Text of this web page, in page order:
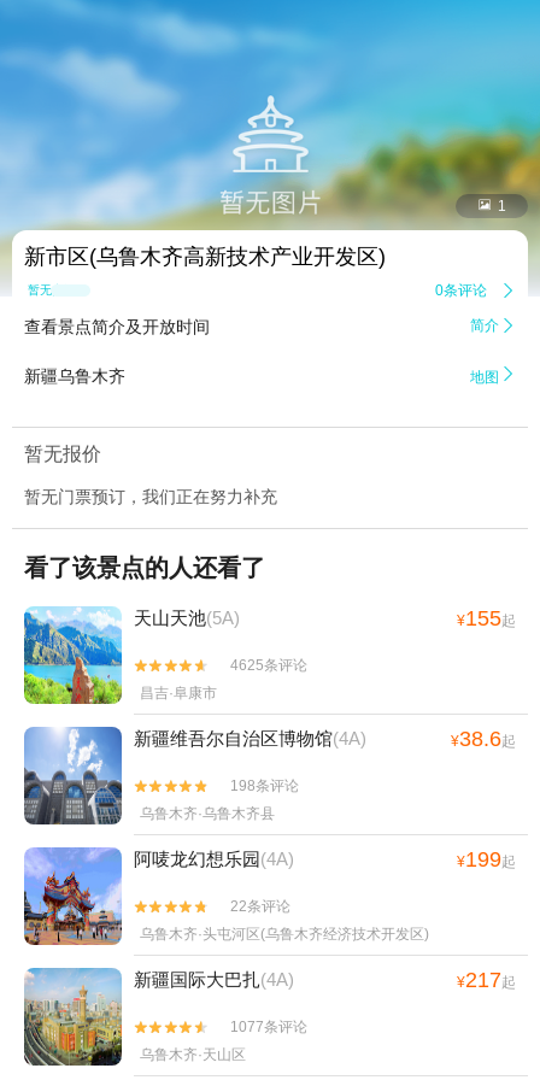
 1
新市区(乌鲁木齐高新技术产业开发区)
暂无点评 0条评论 
查看景点简介及开放时间 简介 
新疆乌鲁木齐 地图 
暂无报价
暂无门票预订，我们正在努力补充
看了该景点的人还看了
天山天池(5A) ¥155起


4625条评论
昌吉·阜康市
新疆维吾尔自治区博物馆(4A) ¥38.6起


198条评论
乌鲁木齐·乌鲁木齐县
阿唛龙幻想乐园(4A) ¥199起


22条评论
乌鲁木齐·头屯河区(乌鲁木齐经济技术开发区)
新疆国际大巴扎(4A) ¥217起


1077条评论
乌鲁木齐·天山区